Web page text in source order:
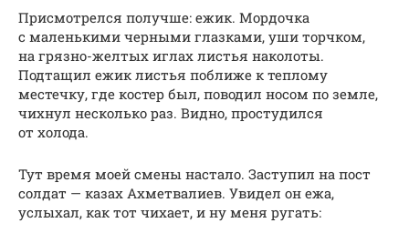
Присмотрелся получше: ежик. Мордочка
с маленькими черными глазками, уши торчком,
на грязно-желтых иглах листья наколоты.
Подтащил ежик листья поближе к теплому
местечку, где костер был, поводил носом по земле,
чихнул несколько раз. Видно, простудился
от холода.
Тут время моей смены настало. Заступил на пост
солдат — казах Ахметвалиев. Увидел он ежа,
услыхал, как тот чихает, и ну меня ругать: